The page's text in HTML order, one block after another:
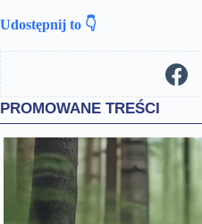
Udostępnij to 👇